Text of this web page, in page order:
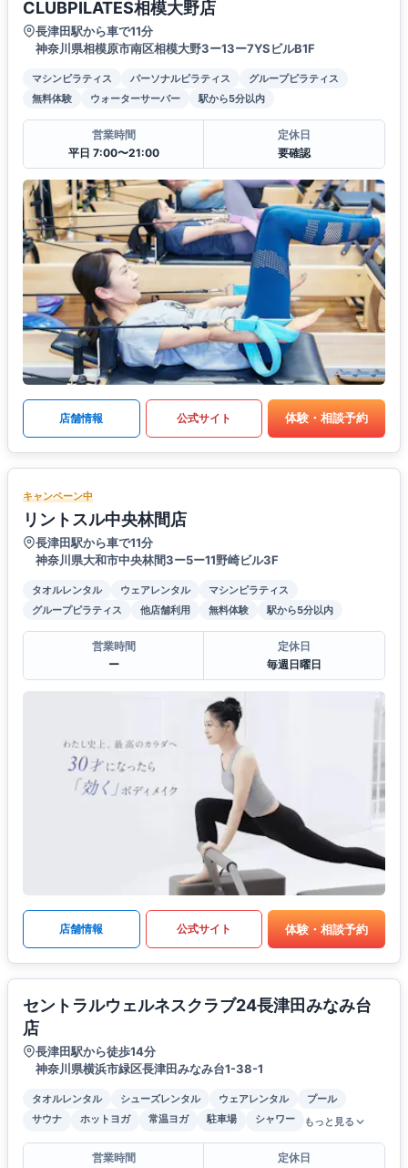
CLUBPILATES相模大野店
長津田駅から車で11分
神奈川県相模原市南区相模大野3ー13ー7YSビルB1F
マシンピラティス パーソナルピラティス
グループピラティス
無料体験
ウォーターサーバー 駅から5分以内
営業時間
平日 7:00〜21:00
定休日
要確認
店舗情報 公式サイト 体験・相談予約
キャンペーン中
リントスル中央林間店
長津田駅から車で11分
神奈川県大和市中央林間3ー5ー11野崎ビル3F
タオルレンタル ウェアレンタル
マシンピラティス
グループピラティス
他店舗利用 無料体験 駅から5分以内
営業時間
ー
定休日
毎週日曜日
店舗情報 公式サイト 体験・相談予約
セントラルウェルネスクラブ24長津田みなみ台
店
長津田駅から徒歩14分
神奈川県横浜市緑区長津田みなみ台1-38-1
タオルレンタル シューズレンタル ウェアレンタル
プール
サウナ
ホットヨガ 常温ヨガ 駐車場 シャワー もっと見る
営業時間
定休日